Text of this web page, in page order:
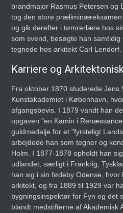
brandmajor Rasmus Petersen og
tog den store præliminæreksamen
og gik derefter i tømrerlære hos
som svend, besøgte han samtidig
tegnede hos arkitekt Carl Lendorf.
Karriere og
Fra oktober 1870 studerede Jens
Kunstakademiet i København,
afgangsbevis. I 1879 vandt han
opgaven "en Kamin i
guldmedalje for et "fyrsteligt
arbejdede han som tegner og
Holm. I 1877-1878 opholdt han
udlandet, særligt i Frankrig,
han sig i sin fødeby Odense,
arkitekt, og fra 1889 til 1929 var
bygningsinspektør for Fyn og det
blandt medstifterne af Akademisk